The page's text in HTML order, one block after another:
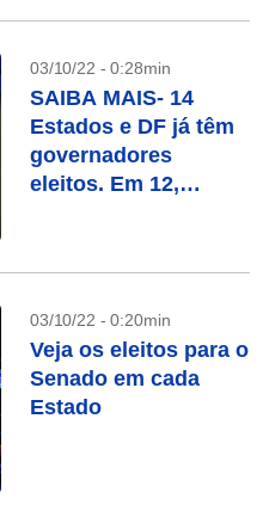
03/10/22 - 0:28min
SAIBA MAIS- 14
Estados e DF já têm
governadores
eleitos. Em 12,
03/10/22 - 0:20min
Veja os eleitos para o
Senado em cada
Estado